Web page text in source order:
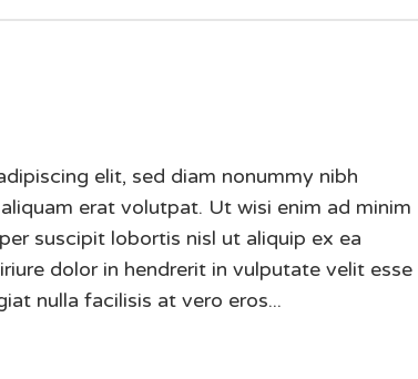
elit, sed diam nonummy nibh
erat volutpat. Ut wisi enim ad minim
suscipit lobortis nisl ut aliquip ex ea
dolor in hendrerit in vulputate velit esse
nulla facilisis at vero eros...